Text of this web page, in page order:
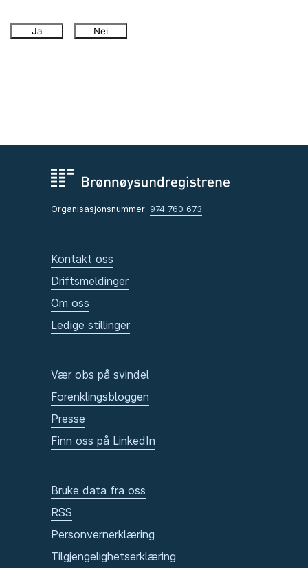
Ja Nei
Organisasjonsnummer: 974 760 673
Kontakt oss
Driftsmeldinger
Om oss
Ledige stillinger
Vær obs på svindel
Forenklingsbloggen
Presse
Finn oss på LinkedIn
Bruke data fra oss
RSS
Personvernerklæring
Tilgjengelighetserklæring